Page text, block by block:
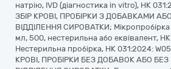
натрію, IVD (діагностика in vitro), НК
ЗБІР КРОВІ, ПРОБІРКИ З ДОБАВКАМИ
ВІДДІЛЕННЯ СИРОВАТКИ;
мл, 500, нестерильна або еквівалент,
Нестерильна пробірка, НК 031:2024:
КРОВІ, ПРОБІРКИ БЕЗ ДОБАВОК АБО